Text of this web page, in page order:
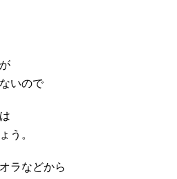
いので
う。
ラなどから